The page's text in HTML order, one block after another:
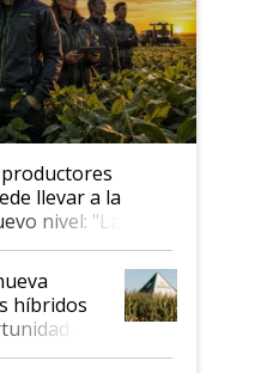
productores
llevar a la
nivel: "Las
son
híbridos
en